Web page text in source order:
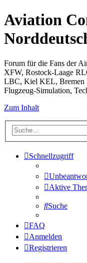
Aviation
Forum für die Fans der
XFW, Rostock-Laage
LBC, Kiel KEL, Bremen
Flugzeug-Simulation,
Zum Inhalt
Schnellzugriff
Aktive
Suche
FAQ
Anmelden
Registrieren